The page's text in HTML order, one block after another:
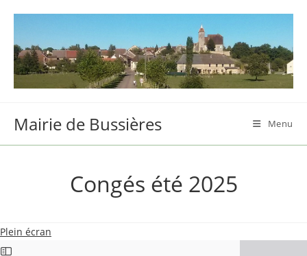
content
Mairie de Bussières Menu
Congés été 2025
Plein écran
Aller